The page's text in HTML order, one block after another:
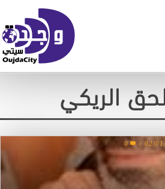
الريكي
02/
/
0